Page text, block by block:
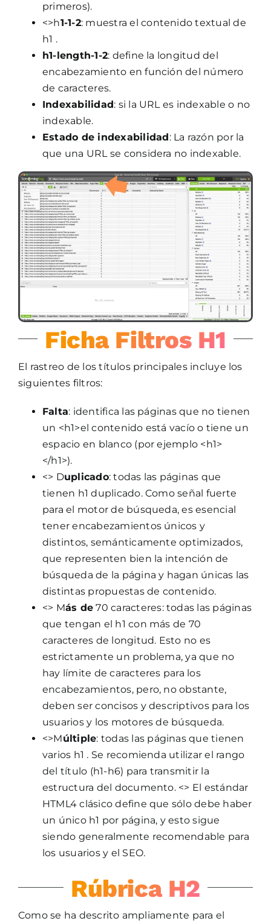
primeros).
<>h1-1-2: muestra el contenido textual de
h1 .
h1-length-1-2: define la longitud del
encabezamiento en función del número
de caracteres.
Indexabilidad: si la URL es indexable o no
indexable.
Estado de indexabilidad: La razón por la
que una URL se considera no indexable.
Ficha Filtros H1
El rastreo de los títulos principales incluye los
siguientes filtros:
Falta: identifica las páginas que no tienen
un <h1>el contenido está vacío o tiene un
espacio en blanco (por ejemplo <h1>
</h1>).
<> Duplicado: todas las páginas que
tienen h1 duplicado. Como señal fuerte
para el motor de búsqueda, es esencial
tener encabezamientos únicos y
distintos, semánticamente optimizados,
que representen bien la intención de
búsqueda de la página y hagan únicas las
distintas propuestas de contenido.
<> Más de 70 caracteres: todas las páginas
que tengan el h1 con más de 70
caracteres de longitud. Esto no es
estrictamente un problema, ya que no
hay límite de caracteres para los
encabezamientos, pero, no obstante,
deben ser concisos y descriptivos para los
usuarios y los motores de búsqueda.
<>Múltiple: todas las páginas que tienen
varios h1 . Se recomienda utilizar el rango
del título (h1-h6) para transmitir la
estructura del documento. <> El estándar
HTML4 clásico define que sólo debe haber
un único h1 por página, y esto sigue
siendo generalmente recomendable para
los usuarios y el SEO.
Rúbrica H2
Como se ha descrito ampliamente para el